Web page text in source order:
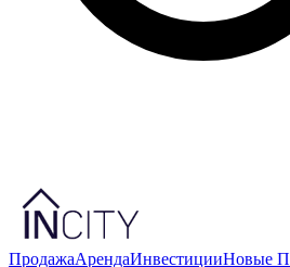
ПродажаАрендаИнвестицииНовые